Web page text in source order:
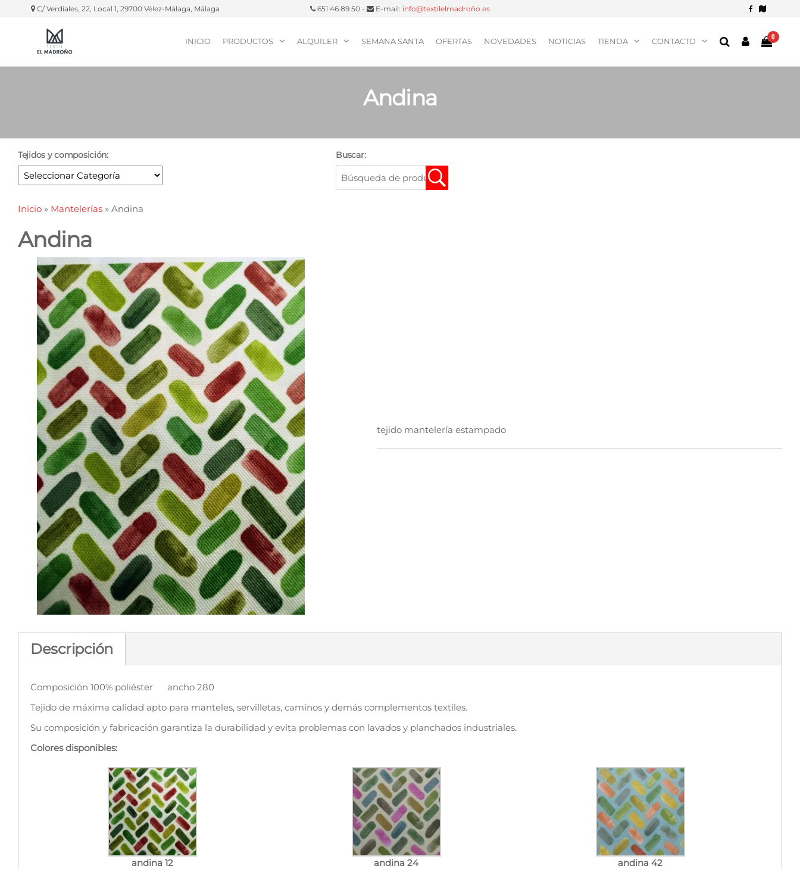
C/ Verdiales, 22, Local 1, 29700 Vélez-Málaga, Málaga 651 46 89 50 - E-mail: info@textilelmadroño.es
Madroño
0
INICIO PRODUCTOS ALQUILER SEMANA SANTA OFERTAS NOVEDADES NOTICIAS TIENDA CONTACTO
Andina
Tejidos y composición: Buscar:
Inicio » Mantelerías » Andina
Andina
tejido mantelería estampado
Descripción
Composición 100% poliéster ancho 280
Tejido de máxima calidad apto para manteles, servilletas, caminos y demás complementos textiles.
Su composición y fabricación garantiza la durabilidad y evita problemas con lavados y planchados industriales.
Colores disponibles:
andina 12 andina 24 andina 42